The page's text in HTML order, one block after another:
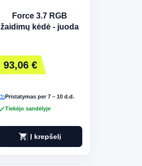
Force 3.7 RGB
žaidimų kėdė - juoda
93,06 €
Pristatymas per 7 – 10 d.d.
Tiekėjo sandėlyje
shopping_cart Į krepšelį